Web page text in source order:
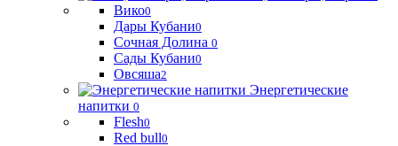
Вико0
Дары Кубани0
Сочная Долина 0
Сады Кубани0
Овсяша2
Энергетические
напитки 0
Flesh0
Red bull0